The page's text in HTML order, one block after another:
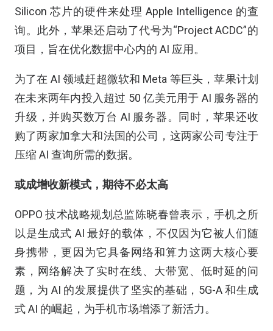
Silicon 芯片的硬件来处理 Apple Intelligence 的查
询。此外，苹果还启动了代号为“Project ACDC”的
项目，旨在优化数据中心内的 AI 应用。
为了在 AI 领域赶超微软和 Meta 等巨头，苹果计划
在未来两年内投入超过 50 亿美元用于 AI 服务器的
升级，并购买数万台 AI 服务器。同时，苹果还收
购了两家加拿大和法国的公司，这两家公司专注于
压缩 AI 查询所需的数据。
或成增收新模式，期待不必太高
OPPO 技术战略规划总监陈晓春曾表示，手机之所
以是生成式 AI 最好的载体，不仅因为它被人们随
身携带，更因为它具备网络和算力这两大核心要
素，网络解决了实时在线、大带宽、低时延的问
题，为 AI 的发展提供了坚实的基础，5G-A 和生成
式 AI 的崛起，为手机市场增添了新活力。